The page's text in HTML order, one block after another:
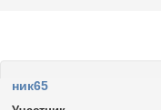
ник65